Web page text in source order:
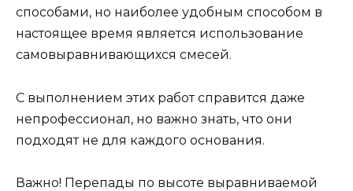
способами, но наиболее удобным способом в
настоящее время является использование
самовыравнивающихся смесей.
С выполнением этих работ справится даже
непрофессионал, но важно знать, что они
подходят не для каждого основания.
Важно! Перепады по высоте выравниваемой